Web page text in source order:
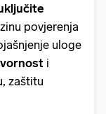
povjerenja
uloge
i
zaštitu